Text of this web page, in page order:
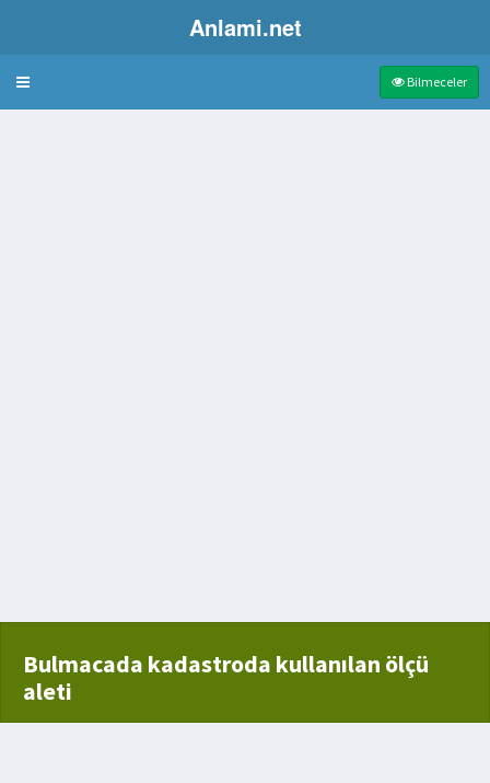
Anlami.net
Bulmaca Bilmeceler
Bulmacada kadastroda kullanılan ölçü
aleti